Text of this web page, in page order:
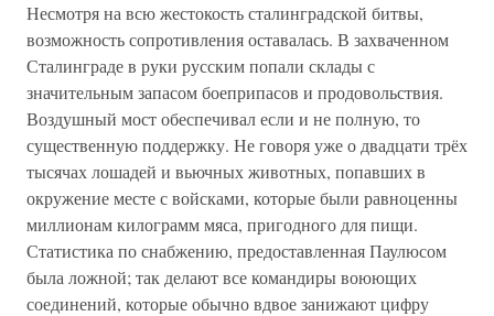
Несмотря на всю жестокость сталинградской битвы,
возможность сопротивления оставалась. В захваченном
Сталинграде в руки русским попали склады с
значительным запасом боеприпасов и продовольствия.
Воздушный мост обеспечивал если и не полную, то
существенную поддержку. Не говоря уже о двадцати трёх
тысячах лошадей и вьючных животных, попавших в
окружение месте с войсками, которые были равноценны
миллионам килограмм мяса, пригодного для пищи.
Статистика по снабжению, предоставленная Паулюсом
была ложной; так делают все командиры воюющих
соединений, которые обычно вдвое занижают цифру